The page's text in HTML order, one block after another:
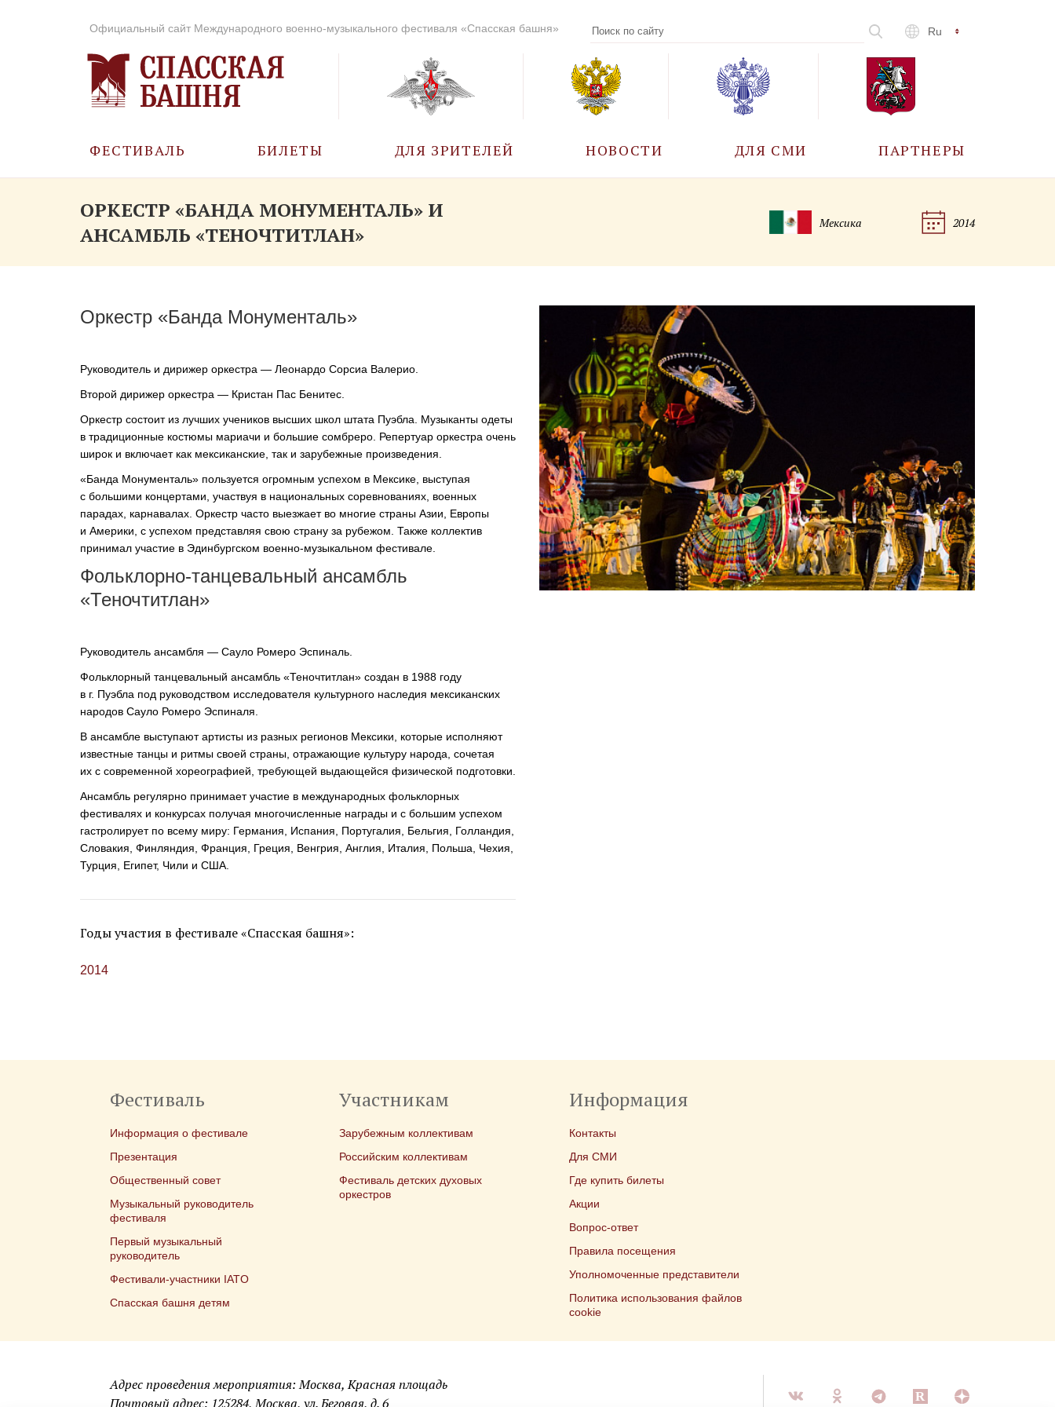
Официальный сайт Международного военно-музыкального фестиваля «Спасская башня» Ru
ФЕСТИВАЛЬ
ИСТОРИЯ
МУЗЫКА В ГОДЫ
ОРКЕСТРЫ В
ПАРКАХ
СПАССКАЯ БАШНЯ
ДЕТЯМ
БИЛЕТЫ ДЛЯ ЗРИТЕЛЕЙ НОВОСТИ ДЛЯ СМИ ПАРТНЕРЫ
ОРКЕСТР «БАНДА МОНУМЕНТАЛЬ» И
АНСАМБЛЬ «ТЕНОЧТИТЛАН»
Мексика 2014
Оркестр «Банда Монументаль»
Руководитель и дирижер оркестра — Леонардо Сорсиа Валерио.
Второй дирижер оркестра — Кристан Пас Бенитес.
Оркестр состоит из лучших учеников высших школ штата Пуэбла. Музыканты одеты
в традиционные костюмы мариачи и большие сомбреро. Репертуар оркестра очень
широк и включает как мексиканские, так и зарубежные произведения.
«Банда Монументаль» пользуется огромным успехом в Мексике, выступая
с большими концертами, участвуя в национальных соревнованиях, военных
парадах, карнавалах. Оркестр часто выезжает во многие страны Азии, Европы
и Америки, с успехом представляя свою страну за рубежом. Также коллектив
принимал участие в Эдинбургском военно-музыкальном фестивале.
Фольклорно-танцевальный ансамбль
«Теночтитлан»
Руководитель ансамбля — Сауло Ромеро Эспиналь.
Фольклорный танцевальный ансамбль «Теночтитлан» создан в 1988 году
в г. Пуэбла под руководством исследователя культурного наследия мексиканских
народов Сауло Ромеро Эспиналя.
В ансамбле выступают артисты из разных регионов Мексики, которые исполняют
известные танцы и ритмы своей страны, отражающие культуру народа, сочетая
их с современной хореографией, требующей выдающейся физической подготовки.
Ансамбль регулярно принимает участие в международных фольклорных
фестивалях и конкурсах получая многочисленные награды и с большим успехом
гастролирует по всему миру: Германия, Испания, Португалия, Бельгия, Голландия,
Словакия, Финляндия, Франция, Греция, Венгрия, Англия, Италия, Польша, Чехия,
Турция, Египет, Чили и США.
Годы участия в фестивале «Спасская башня»:
2014
Фестиваль
Информация о фестивале
Презентация
Общественный совет
Музыкальный руководитель
фестиваля
Первый музыкальный
руководитель
Фестивали-участники IATO
Спасская башня детям
Участникам
Зарубежным коллективам
Российским коллективам
Фестиваль детских духовых
оркестров
Информация
Контакты
Для СМИ
Где купить билеты
Акции
Вопрос-ответ
Правила посещения
Уполномоченные представители
Политика использования файлов
cookie
Адрес проведения мероприятия: Москва, Красная площадь
Почтовый адрес: 125284, Москва, ул. Беговая, д. 6